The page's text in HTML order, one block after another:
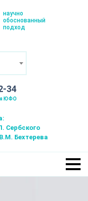
научно
обоснованный
подход
34
ЮФО
Сербского
Бехтерева